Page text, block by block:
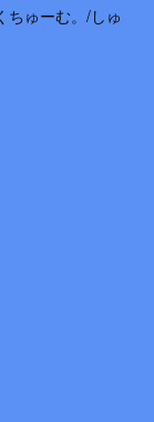
ちゅーむ。/しゅ